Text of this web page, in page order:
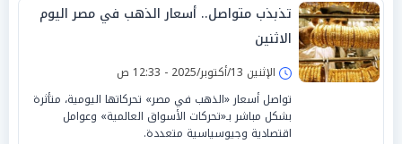
تذبذب متواصل.. أسعار الذهب في مصر اليوم
الاثنين
الإثنين 13/أكتوبر/2025 - 12:33 ص
تواصل أسعار «الذهب في مصر» تحركاتها اليومية، متأثرة
بشكل مباشر بـ«تحركات الأسواق العالمية» وعوامل
اقتصادية وجيوسياسية متعددة.